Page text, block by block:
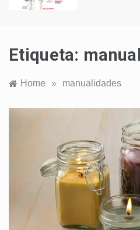
Etiqueta:
Home » manualidades